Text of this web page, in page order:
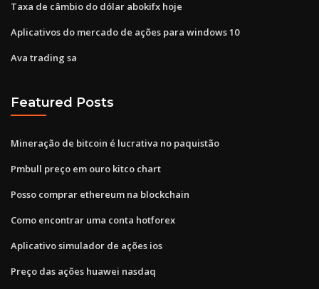
Taxa de câmbio do dólar abokifx hoje
Aplicativos do mercado de ações para windows 10
Ava trading sa
Featured Posts
Mineração de bitcoin é lucrativa no paquistão
Pmbull preço em ouro kitco chart
Posso comprar ethereum na blockchain
Como encontrar uma conta hotforex
Aplicativo simulador de ações ios
Preço das ações huawei nasdaq